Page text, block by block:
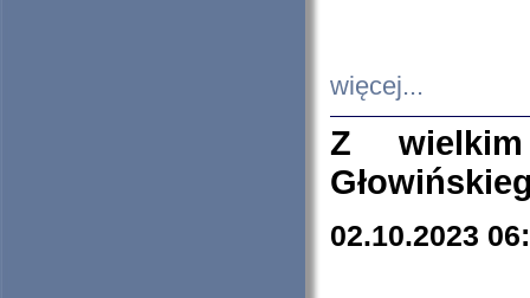
więcej...
Z
02.10.2023